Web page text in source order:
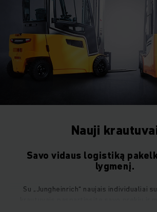
Nauji
Savo vidaus logistiką
lygmenį.
Su „Jungheinrich“ naujais individualiai